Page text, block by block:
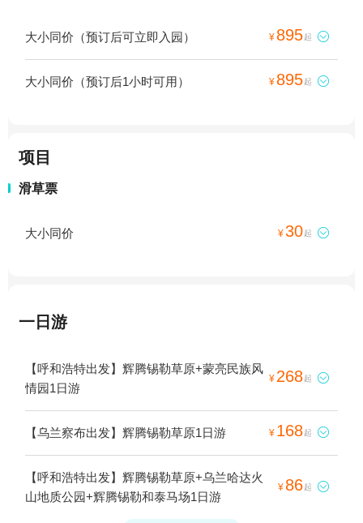
大小同价（预订后可立即入园） ¥ 895起 
大小同价（预订后1小时可用） ¥ 895起 
项目
滑草票
大小同价 ¥30起 
一日游
【呼和浩特出发】辉腾锡勒草原+蒙亮民族风
情园1日游
¥ 268起 
【乌兰察布出发】辉腾锡勒草原1日游 ¥ 168起 
【呼和浩特出发】辉腾锡勒草原+乌兰哈达火
山地质公园+辉腾锡勒和泰马场1日游
¥ 86起 